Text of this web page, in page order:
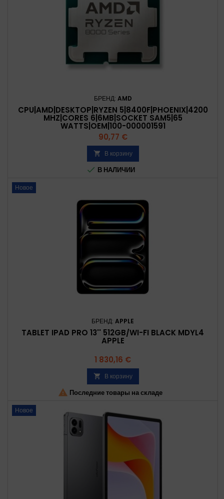
БРЕНД: AMD
CPU|AMD|DESKTOP|RYZEN 5|8400F|PHOENIX|4200
MHZ|CORES 6|6MB|SOCKET SAM5|65
WATTS|OEM|100-000001591
Цена
90,77 €
 В корзину
 В НАЛИЧИИ
Новое
БРЕНД: APPLE
TABLET IPAD PRO 13'' 512GB/WI-FI BLACK MDYL4
APPLE
Цена
1 830,16 €
 В корзину
 Последние товары на складе
Новое